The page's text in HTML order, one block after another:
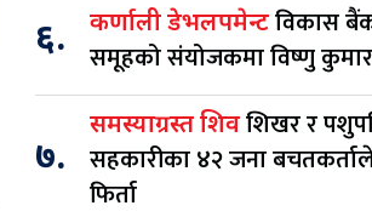
६. कर्णाली डेभलपमेन्टविकास
समूहको संयोजकमा विष्णु कुमार
७.
समस्याग्रस्त शिवशिखर र
सहकारीका ४२ जना
फिर्ता